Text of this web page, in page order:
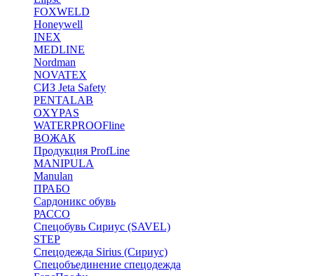
FOXWELD
Honeywell
INEX
MEDLINE
Nordman
NOVATEX
СИЗ Jeta Safety
PENTALAB
OXYPAS
WATERPROOFline
ВОЖАК
Продукция ProfLine
MANIPULA
Manulan
ПРАБО
Сардоникс обувь
РАССО
Спецобувь Сириус (SAVEL)
STEP
Спецодежда Sirius (Сириус)
Спецобъединение спецодежда